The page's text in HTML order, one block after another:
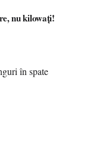
nu kilowați!